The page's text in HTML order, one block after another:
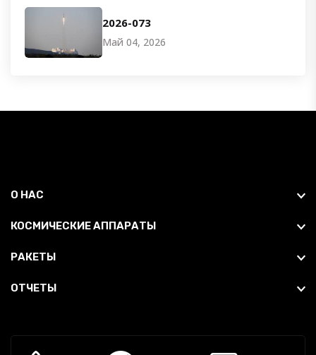
2026-073
Май 04, 2026
О НАС
КОСМИЧЕСКИЕ АППАРАТЫ
РАКЕТЫ
ОТЧЕТЫ